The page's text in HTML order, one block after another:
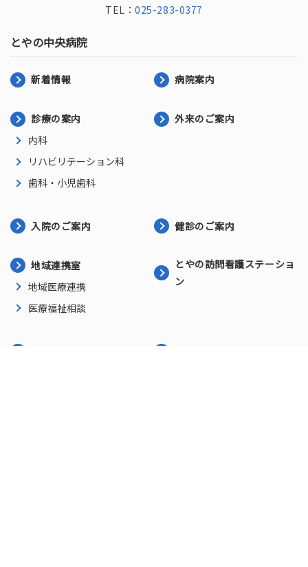
TEL：025-283-0377
とやの中央病院
新着情報 病院案内
診療の案内
内科
リハビリテーション科
歯科・小児歯科
外来のご案内
入院のご案内 健診のご案内
地域連携室
地域医療連携
医療福祉相談
とやの訪問看護ステーショ
ン